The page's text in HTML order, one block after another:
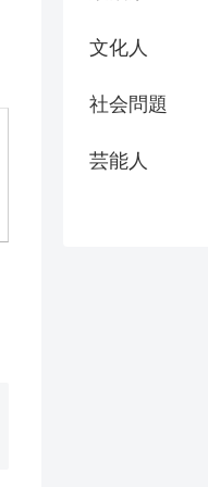
文化人
社会問題
芸能人